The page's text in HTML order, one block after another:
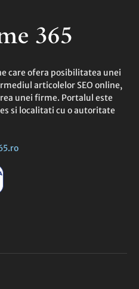
care ofera posibilitatea unei
articolelor SEO online,
unei firme. Portalul este
si localitati cu o autoritate